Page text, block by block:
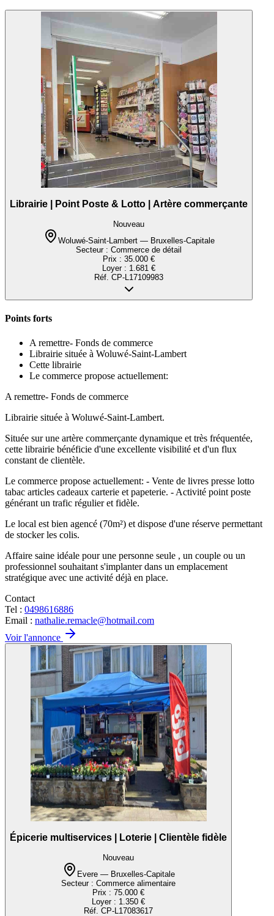
Librairie | Point Poste & Lotto | Artère commerçante
Nouveau
Woluwé-Saint-Lambert — Bruxelles-Capitale
Secteur : Commerce de détail
Prix : 35.000 €
Loyer : 1.681 €
Réf. CP-L17109983
Points forts
A remettre- Fonds de commerce
Librairie située à Woluwé-Saint-Lambert
Cette librairie
Le commerce propose actuellement:
A remettre- Fonds de commerce
Librairie située à Woluwé-Saint-Lambert.
Située sur une artère commerçante dynamique et très fréquentée,
cette librairie bénéficie d'une excellente visibilité et d'un flux
constant de clientèle.
Le commerce propose actuellement: - Vente de livres presse lotto
tabac articles cadeaux carterie et papeterie. - Activité point poste
générant un trafic régulier et fidèle.
Le local est bien agencé (70m²) et dispose d'une réserve permettant
de stocker les colis.
Affaire saine idéale pour une personne seule , un couple ou un
professionnel souhaitant s'implanter dans un emplacement
stratégique avec une activité déjà en place. ‍
Contact
Tel : 0498616886
Email : nathalie.remacle@hotmail.com
Voir l'annonce
Épicerie multiservices | Loterie | Clientèle fidèle
Nouveau
Evere — Bruxelles-Capitale
Secteur : Commerce alimentaire
Prix : 75.000 €
Loyer : 1.350 €
Réf. CP-L17083617